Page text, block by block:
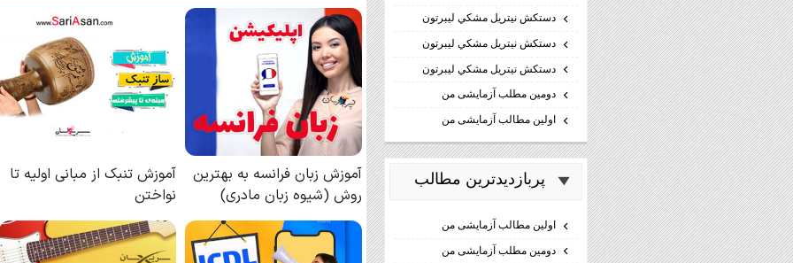
دستكش نيتريل مشكي ليبرتون
دستكش نيتريل مشكي ليبرتون
دستكش نيتريل مشكي ليبرتون
دومین مطلب آزمایشی من
اولین مطالب آزمایشی من
پربازديدترين مطالب
اولین مطالب آزمایشی من
دومین مطلب آزمایشی من